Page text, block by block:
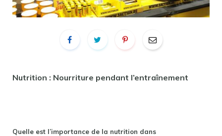
Nutrition : Nourriture pendant l’entraînement
Quelle est l’importance de la nutrition dans